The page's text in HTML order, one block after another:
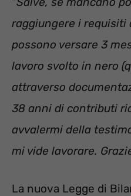
raggiungere i requisiti
possono versare 3
lavoro svolto in nero
attraverso
38 anni di contributi
avvalermi della
mi vide lavorare.
La nuova Legge di